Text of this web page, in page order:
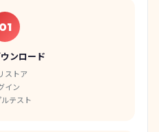
01
ンロード
ストア
イン
テスト